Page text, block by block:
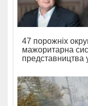
47 порожніх
мажоритарна
представництва